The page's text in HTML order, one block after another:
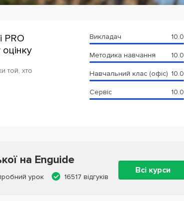
PRO
той, хто
Викладач 10.0
Методика навчання 10.0
Навчальний клас (офіс) 10.0
Сервіс 10.0
на Enguide
урок 16517 відгуків
Всі курси